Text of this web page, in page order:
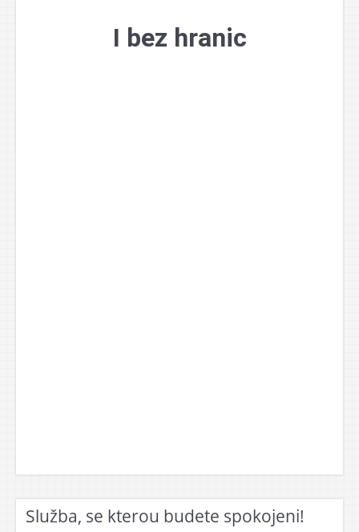
I bez hranic
Služba, se kterou budete spokojeni!